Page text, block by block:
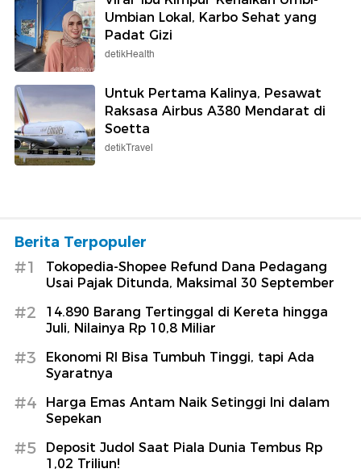
Umbian Lokal, Karbo Sehat yang
Padat Gizi
detikHealth
Untuk Pertama Kalinya, Pesawat
Raksasa Airbus A380 Mendarat di
Soetta
detikTravel
Berita Terpopuler
#1
Tokopedia-Shopee Refund Dana Pedagang
Usai Pajak Ditunda, Maksimal 30 September
#2
14.890 Barang Tertinggal di Kereta hingga
Juli, Nilainya Rp 10,8 Miliar
#3
Ekonomi RI Bisa Tumbuh Tinggi, tapi Ada
Syaratnya
#4
Harga Emas Antam Naik Setinggi Ini dalam
Sepekan
#5
Deposit Judol Saat Piala Dunia Tembus Rp
1,02 Triliun!